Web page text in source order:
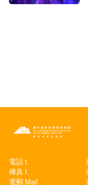
電話 t. |
傳真 f.
|
電郵 Mail
|